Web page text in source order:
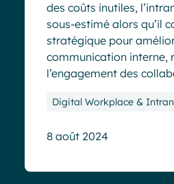
des coûts inutiles,
sous-estimé alors qu’il
stratégique pour
communication interne,
l’engagement des
Digital Workplace &
8 août 2024